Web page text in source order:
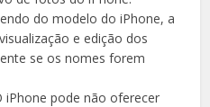
do modelo do iPhone, a
e edição dos
se os nomes forem
iPhone pode não oferecer